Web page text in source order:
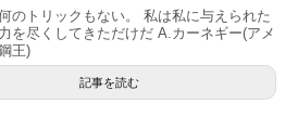
のトリックもない。 私は私に与えられた
を尽くしてきただけだ A.カーネギー(アメ
王)
記事を読む